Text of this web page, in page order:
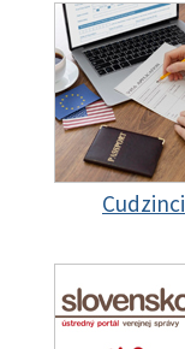
Cudzinci